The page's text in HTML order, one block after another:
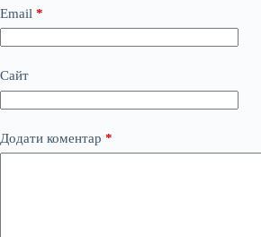
Email *
Сайт
Додати коментар *